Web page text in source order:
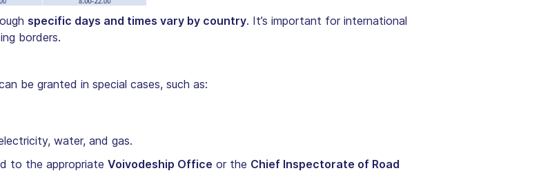
specific days and times vary by country. It’s important for international
borders.
be granted in special cases, such as:
water, and gas.
to the appropriate Voivodeship Office or the Chief Inspectorate of Road